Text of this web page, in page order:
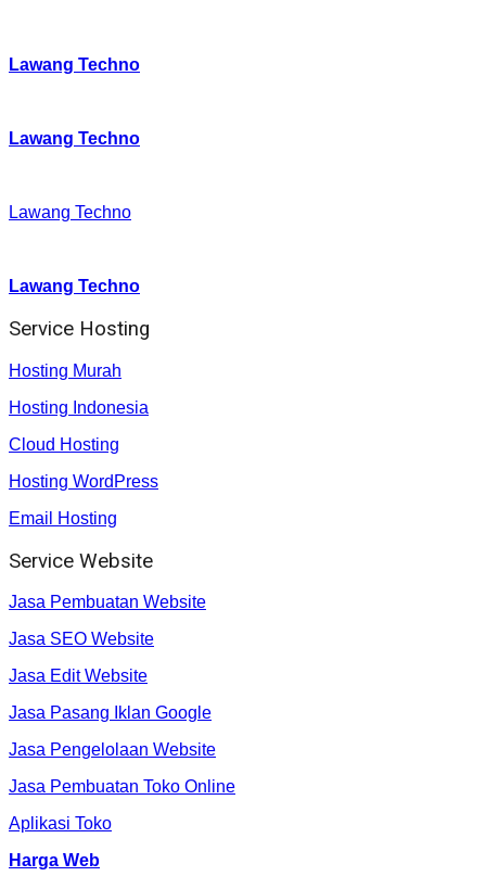
Lawang Techno
Lawang Techno
Lawang Techno
Lawang Techno
Service Hosting
Hosting Murah
Hosting Indonesia
Cloud Hosting
Hosting WordPress
Email Hosting
Service Website
Jasa Pembuatan Website
Jasa SEO Website
Jasa Edit Website
Jasa Pasang Iklan Google
Jasa Pengelolaan Website
Jasa Pembuatan Toko Online
Aplikasi Toko
Harga Web